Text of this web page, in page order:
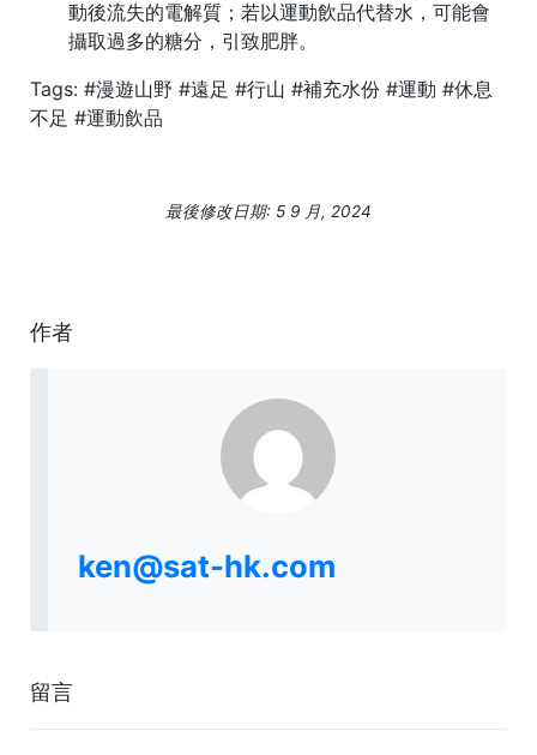
動後流失的電解質；若以運動飲品代替水，可能會
攝取過多的糖分，引致肥胖。
Tags: #漫遊山野 #遠足 #行山 #補充水份 #運動 #休息
不足 #運動飲品
最後修改日期: 5 9 月, 2024
作者
ken@sat-hk.com
留言